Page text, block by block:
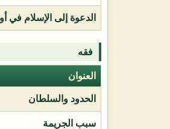
الدعوة إلى الإسلام في
فقه
العنوان
الحدود والسلطان
سبب الجريمة